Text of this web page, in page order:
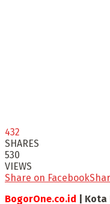
432
SHARES
530
VIEWS
Share on Facebook
BogorOne.co.id |